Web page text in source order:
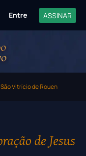
Entre ASSINAR
São Vitrício de Rouen
de Jesus